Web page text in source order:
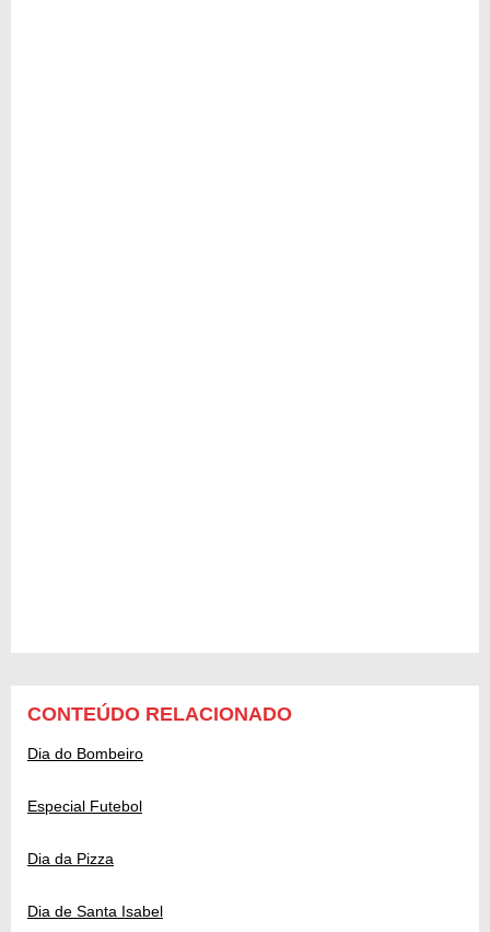
CONTEÚDO RELACIONADO
Dia do Bombeiro
Especial Futebol
Dia da Pizza
Dia de Santa Isabel